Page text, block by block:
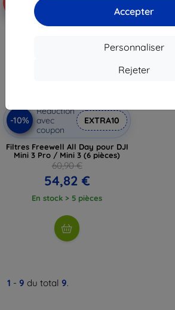
Accepter
Personnaliser
Rejeter
-10%
Réduction
avec
coupon
EXTRA10
Filtres Freewell All Day pour DJI
Mini 3 Pro / Mini 3 (6 pièces)
60,90 €
54,82 €
En stock > 5 pièces
1 - 9 du total 9.